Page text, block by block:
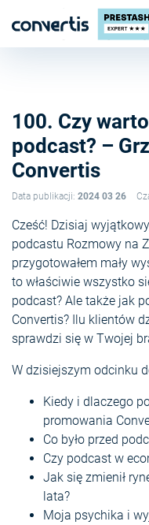
100. Czy
podcast? –
Convertis
Data publikacji: 2024 03 26
Cześć! Dzisiaj
podcastu Rozmowy na
przygotowałem mały
to właściwie wszystko
podcast? Ale także jak
Convertis? Ilu klientów
sprawdzi się w Twojej
W dzisiejszym odcinku
Kiedy i dlaczego
promowania
Co było przed
Czy podcast w
Jak się zmienił
lata?
Moja psychika i